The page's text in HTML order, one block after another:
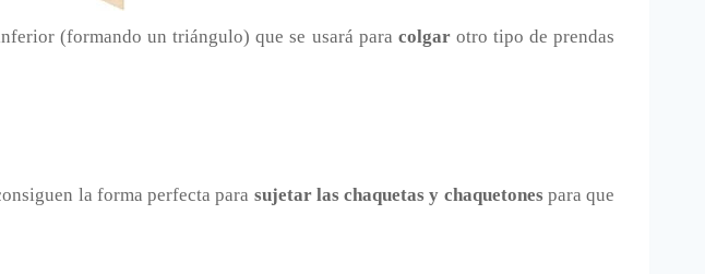
(formando un triángulo) que se usará para colgarotro tipo de prendas
la forma perfecta para sujetar las chaquetas y chaquetones para que